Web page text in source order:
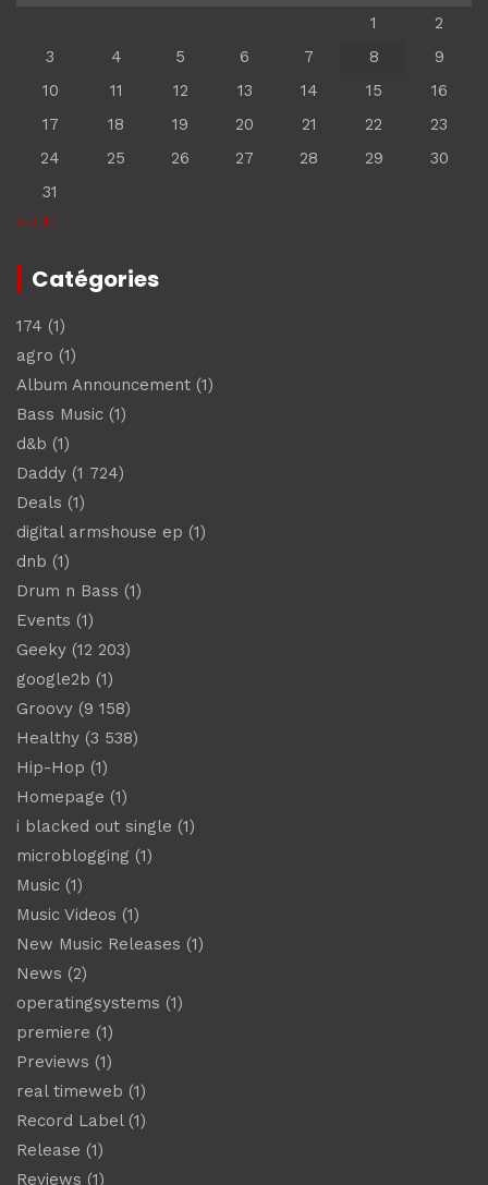
1
2
3
4 5 6 7 8
9
10
11 12 13 14 15
16
17
18 19 20 21 22
23
24
25 26 27 28 29
30
31
« Juil
Catégories
174 (1)
agro (1)
Album Announcement (1)
Bass Music (1)
d&b (1)
Daddy (1 724)
Deals (1)
digital armshouse ep (1)
dnb (1)
Drum n Bass (1)
Events (1)
Geeky (12 203)
google2b (1)
Groovy (9 158)
Healthy (3 538)
Hip-Hop (1)
Homepage (1)
i blacked out single (1)
microblogging (1)
Music (1)
Music Videos (1)
New Music Releases (1)
News (2)
operatingsystems (1)
premiere (1)
Previews (1)
real timeweb (1)
Record Label(1)
Release (1)
Reviews (1)